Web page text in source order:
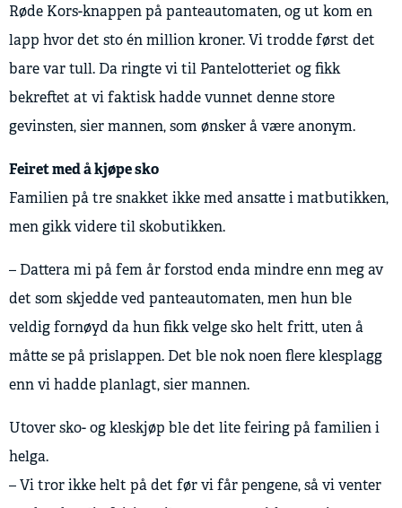
Røde Kors-knappen på panteautomaten, og ut kom en
lapp hvor det sto én million kroner. Vi trodde først det
bare var tull. Da ringte vi til Pantelotteriet og fikk
bekreftet at vi faktisk hadde vunnet denne store
gevinsten, sier mannen, som ønsker å være anonym.
Feiret med å kjøpe sko
Familien på tre snakket ikke med ansatte i matbutikken,
men gikk videre til skobutikken.
– Dattera mi på fem år forstod enda mindre enn meg av
det som skjedde ved panteautomaten, men hun ble
veldig fornøyd da hun fikk velge sko helt fritt, uten å
måtte se på prislappen. Det ble nok noen flere klesplagg
enn vi hadde planlagt, sier mannen.
Utover sko- og kleskjøp ble det lite feiring på familien i
helga.
– Vi tror ikke helt på det før vi får pengene, så vi venter